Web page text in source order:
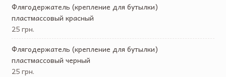
Флягодержатель (крепление для бутылки)
пластмассовый красный
25 грн.
Флягодержатель (крепление для бутылки)
пластмассовый черный
25 грн.